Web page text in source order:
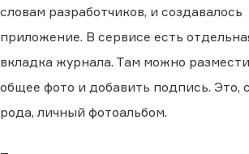
словам разработчиков, и создавалось
приложение. В сервисе есть
вкладка журнала. Там можно
общее фото и добавить подпись. Это,
рода, личный фотоальбом.